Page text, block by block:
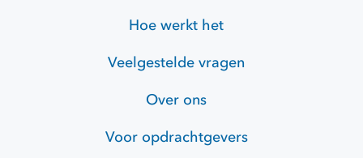
Hoe werkt het
Veelgestelde vragen
Over ons
Voor opdrachtgevers